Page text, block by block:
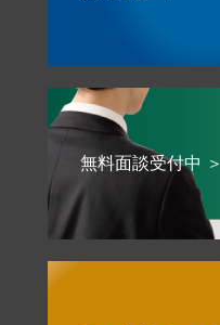
無料面談受付中 ＞